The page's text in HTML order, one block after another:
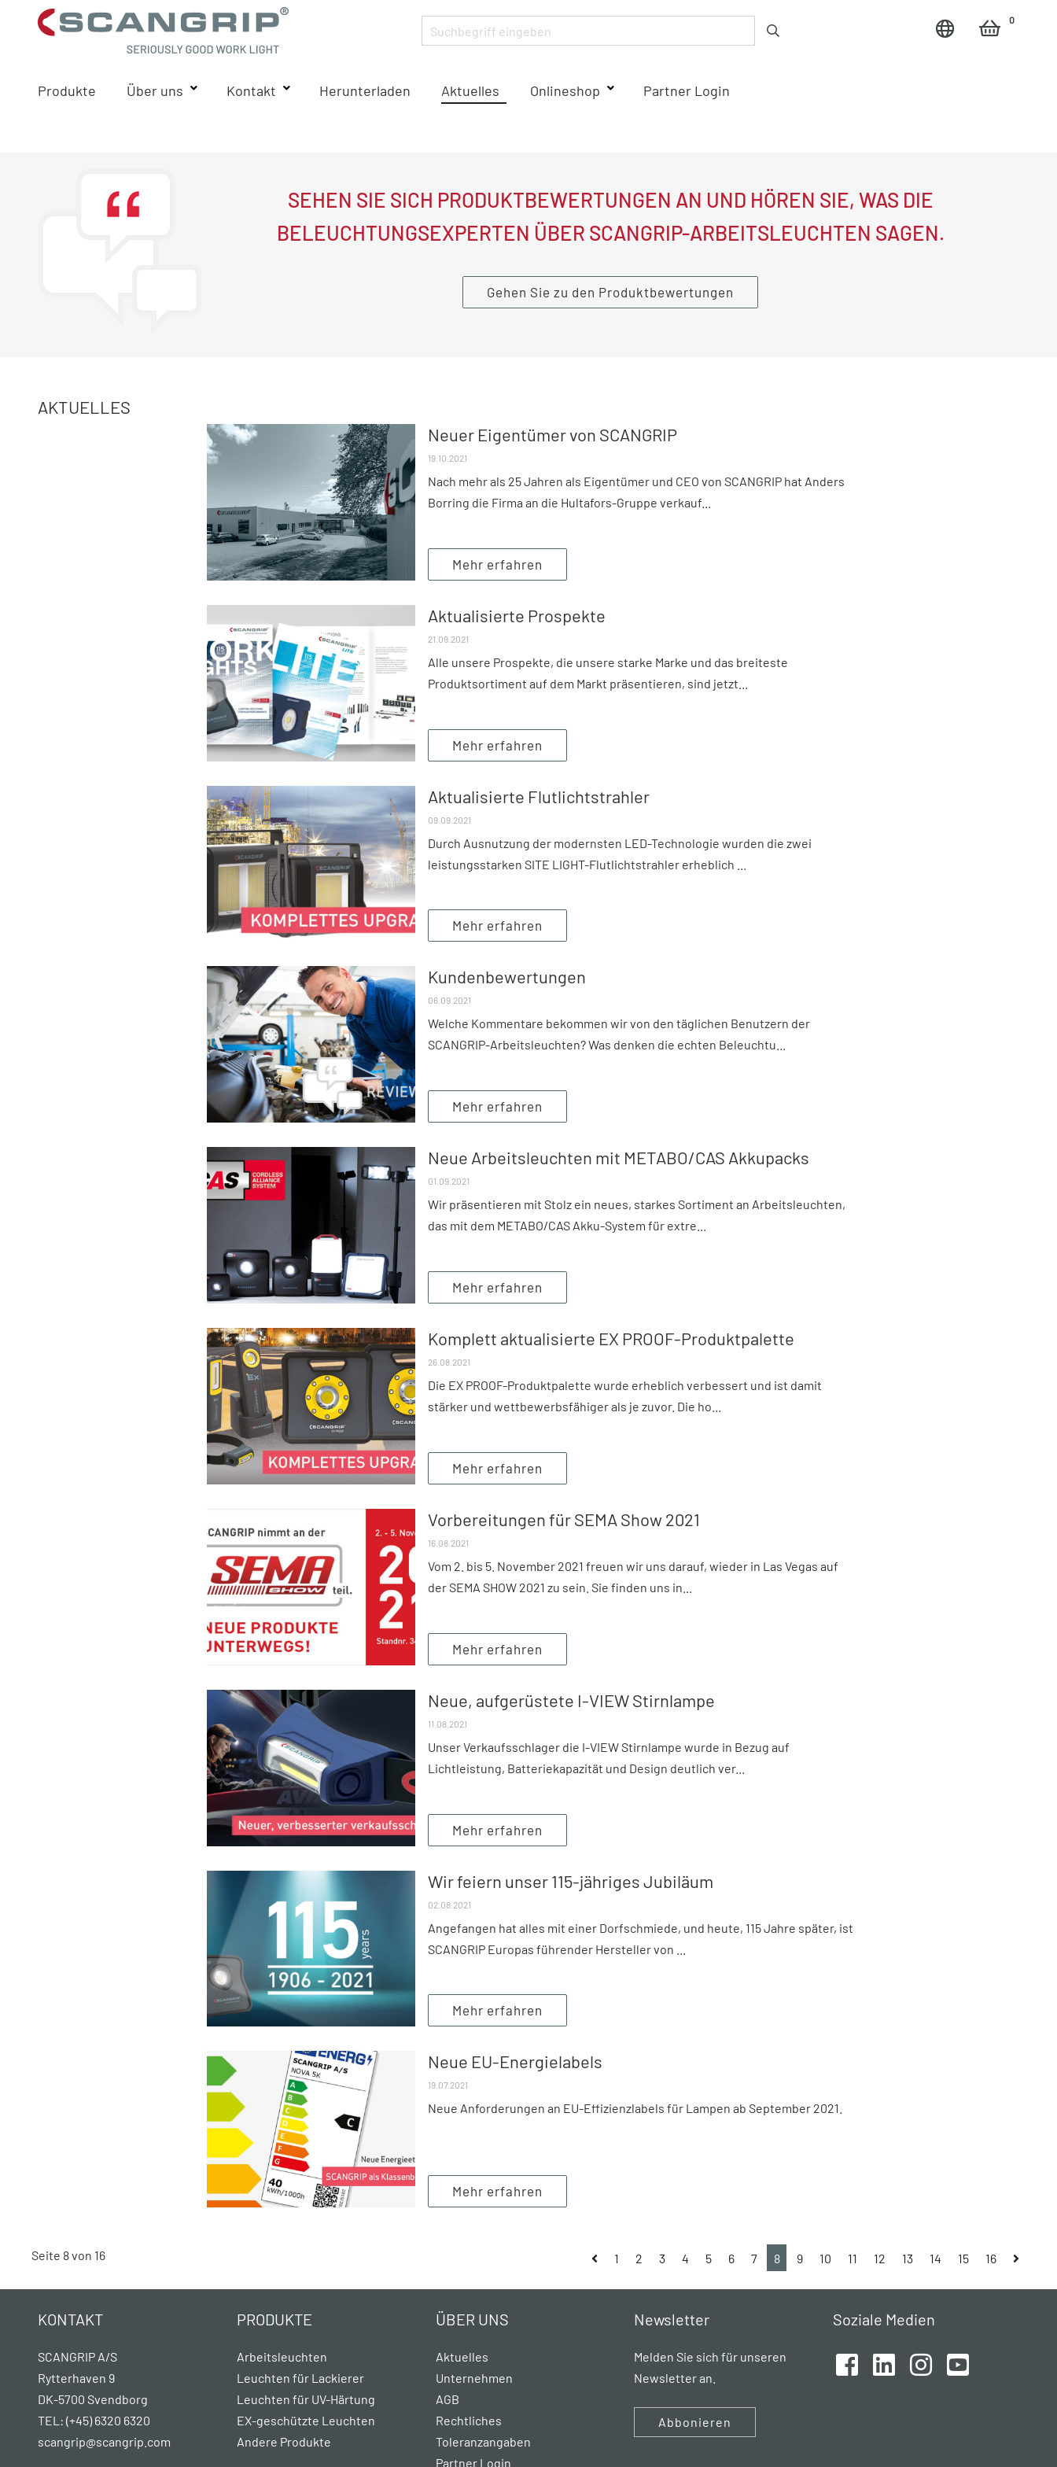
0
Produkte Über uns Kontakt Herunterladen Aktuelles Onlineshop Partner Login
SEHEN SIE SICH PRODUKTBEWERTUNGEN AN UND HÖREN SIE, WAS DIE
BELEUCHTUNGSEXPERTEN ÜBER SCANGRIP-ARBEITSLEUCHTEN SAGEN.
Gehen Sie zu den Produktbewertungen
AKTUELLES
Neuer Eigentümer von SCANGRIP
19.10.2021
Nach mehr als 25 Jahren als Eigentümer und CEO von SCANGRIP hat Anders
Borring die Firma an die Hultafors-Gruppe verkauf...
Mehr erfahren
Aktualisierte Prospekte
21.09.2021
Alle unsere Prospekte, die unsere starke Marke und das breiteste
Produktsortiment auf dem Markt präsentieren, sind jetzt...
Mehr erfahren
Aktualisierte Flutlichtstrahler
09.09.2021
Durch Ausnutzung der modernsten LED-Technologie wurden die zwei
leistungsstarken SITE LIGHT-Flutlichtstrahler erheblich ...
Mehr erfahren
Kundenbewertungen
06.09.2021
Welche Kommentare bekommen wir von den täglichen Benutzern der
SCANGRIP-Arbeitsleuchten? Was denken die echten Beleuchtu...
Mehr erfahren
Neue Arbeitsleuchten mit METABO/CAS Akkupacks
01.09.2021
Wir präsentieren mit Stolz ein neues, starkes Sortiment an Arbeitsleuchten,
das mit dem METABO/CAS Akku-System für extre...
Mehr erfahren
Komplett aktualisierte EX PROOF-Produktpalette
26.08.2021
Die EX PROOF-Produktpalette wurde erheblich verbessert und ist damit
stärker und wettbewerbsfähiger als je zuvor. Die ho...
Mehr erfahren
Vorbereitungen für SEMA Show 2021
16.08.2021
Vom 2. bis 5. November 2021 freuen wir uns darauf, wieder in Las Vegas auf
der SEMA SHOW 2021 zu sein. Sie finden uns in...
Mehr erfahren
Neue, aufgerüstete I-VIEW Stirnlampe
11.08.2021
Unser Verkaufsschlager die I-VIEW Stirnlampe wurde in Bezug auf
Lichtleistung, Batteriekapazität und Design deutlich ver...
Mehr erfahren
Wir feiern unser 115-jähriges Jubiläum
02.08.2021
Angefangen hat alles mit einer Dorfschmiede, und heute, 115 Jahre später, ist
SCANGRIP Europas führender Hersteller von ...
Mehr erfahren
Neue EU-Energielabels
19.07.2021
Neue Anforderungen an EU-Effizienzlabels für Lampen ab September 2021.
Mehr erfahren
Seite 8 von 16 1 2 3 4 5 6 7 8 9 10 11 12 13 14 15 16
KONTAKT
SCANGRIP A/S
Rytterhaven 9
DK-5700 Svendborg
TEL: (+45) 6320 6320
scangrip@scangrip.com
PRODUKTE
Arbeitsleuchten
Leuchten für Lackierer
Leuchten für UV-Härtung
EX-geschützte Leuchten
Andere Produkte
ÜBER UNS
Aktuelles
Unternehmen
AGB
Rechtliches
Toleranzangaben
Partner Login
Newsletter
Melden Sie sich für unseren
Newsletter an.
Abbonieren
Soziale Medien